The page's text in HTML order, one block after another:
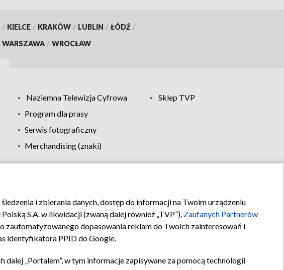
/ KIELCE / KRAKÓW / LUBLIN / ŁÓDŹ /
WARSZAWA / WROCŁAW
Naziemna Telewizja Cyfrowa
Sklep TVP
Program dla prasy
Serwis fotograficzny
Merchandising (znaki)
Biuro reklamy Kontakt
i zbierania danych, dostęp do informacji na Twoim urządzeniu
S.A. w likwidacji (zwaną dalej również „TVP”), Zaufanych Partnerów
zautomatyzowanego dopasowania reklam do Twoich zainteresowań i
identyfikatora PPID do Google.
dalej „Portalem”, w tym informacje zapisywane za pomocą technologii